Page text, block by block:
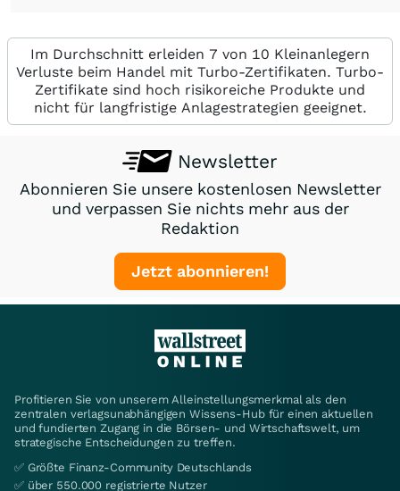
Im Durchschnitt erleiden 7 von 10 Kleinanlegern
Verluste beim Handel mit Turbo-Zertifikaten. Turbo-
Zertifikate sind hoch risikoreiche Produkte und
nicht für langfristige Anlagestrategien geeignet.
Newsletter
Abonnieren Sie unsere kostenlosen Newsletter
und verpassen Sie nichts mehr aus der
Redaktion
Jetzt abonnieren!
Profitieren Sie von unserem Alleinstellungsmerkmal als den
zentralen verlagsunabhängigen Wissens-Hub für einen aktuellen
und fundierten Zugang in die Börsen- und Wirtschaftswelt, um
strategische Entscheidungen zu treffen.
✅ Größte Finanz-Community Deutschlands
✅ über 550.000 registrierte Nutzer